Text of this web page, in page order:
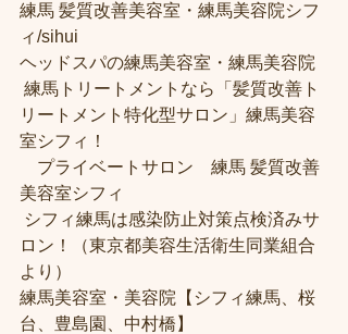
練馬 髪質改善美容室・練馬美容院シフ
ィ/sihui
ヘッドスパの練馬美容室・練馬美容院
リートメント特化型サロン」練馬美容
室シフィ！
プライベートサロン　練馬 髪質改善
美容室シフィ
ロン！（東京都美容生活衛生同業組合
より）
練馬美容室・美容院【シフィ練馬、桜
台、豊島園、中村橋】